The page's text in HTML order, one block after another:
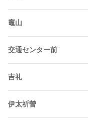
竈山
交通センター前
吉礼
伊太祈曽